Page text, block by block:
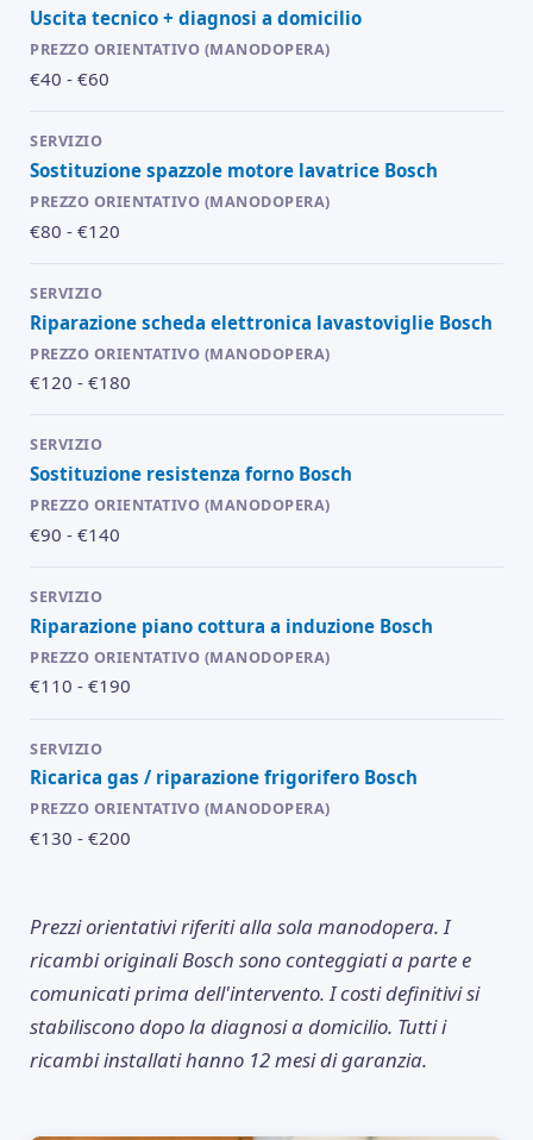
Uscita tecnico + diagnosi a domicilio
€40 - €60
Sostituzione spazzole motore lavatrice Bosch
€80 - €120
Riparazione scheda elettronica lavastoviglie Bosch
€120 - €180
Sostituzione resistenza forno Bosch
€90 - €140
Riparazione piano cottura a induzione Bosch
€110 - €190
Ricarica gas / riparazione frigorifero Bosch
€130 - €200
Prezzi orientativi riferiti alla sola manodopera. I
ricambi originali Bosch sono conteggiati a parte e
comunicati prima dell'intervento. I costi definitivi si
stabiliscono dopo la diagnosi a domicilio. Tutti i
ricambi installati hanno 12 mesi di garanzia.